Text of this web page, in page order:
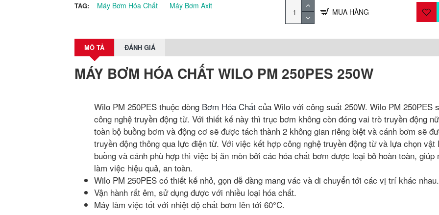
TAG: Máy Bơm Hóa Chất Máy Bơm Axit
MUA HÀNG
MÔ TẢ ĐÁNH GIÁ
MÁY BƠM HÓA CHẤT WILO PM 250PES 250W
Wilo PM 250PES thuộc dòng Bơm Hóa Chất của Wilo với công suất 250W. Wilo PM 250PES
công nghệ truyền động từ. Với thiết kế này thì trục bơm không còn đóng vai trò truyền động
toàn bộ buồng bơm và động cơ sẽ được tách thành 2 không gian riêng biệt và cánh bơm sẽ
truyền động thông qua lực điện từ. Với việc kết hợp công nghệ truyền động từ và lựa chọn vật
buồng và cánh phù hợp thì việc bị ăn mòn bởi các hóa chất bơm được loại bỏ hoàn toàn, giúp
làm việc hiệu quả, an toàn.
Wilo PM 250PES có thiết kế nhỏ, gọn dễ dàng mang vác và di chuyển tới các vị trí khác nhau.
Vận hành rất êm, sử dụng được với nhiều loại hóa chất.
Máy làm việc tốt với nhiệt độ chất bơm lên tới 60°C.